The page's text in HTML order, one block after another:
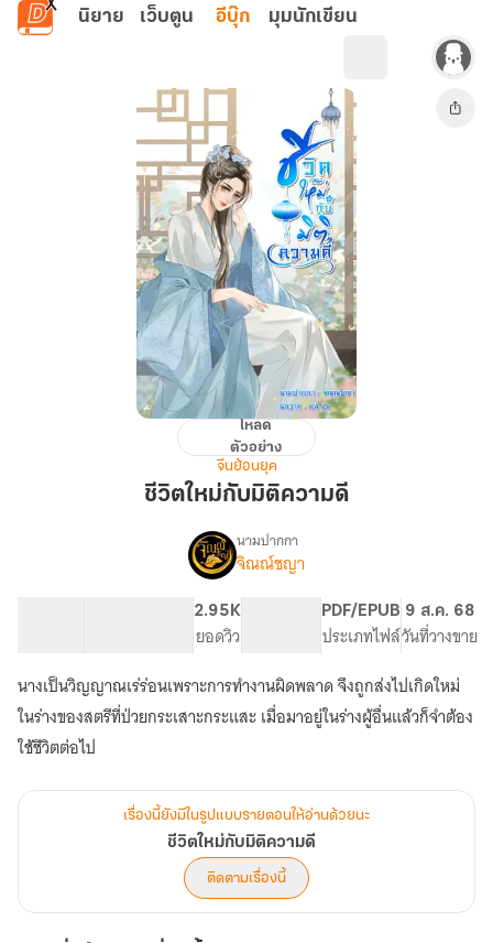
ข้ามไปยังเนื้อหาหลัก
นิยาย เว็บตูน อีบุ๊ก มุมนักเขียน
กับ
โหลด
ตัวอย่าง
จีนย้อนยุค
ชีวิตใหม่กับมิติความดี
เรื่อง
ความ
ดี
นามปากกา
จิณณ์ชญา
2.95K
ยอดวิว
PDF/EPUB
ประเภทไฟล์
9 ส.ค. 68
วันที่วางขาย
นางเป็นวิญญาณเร่ร่อนเพราะการทำงานผิดพลาด จึงถูกส่งไปเกิดใหม่
ในร่างของสตรีที่ป่วยกระเสาะกระแสะ เมื่อมาอยู่ในร่างผู้อื่นแล้วก็จำต้อง
ใช้ชีวิตต่อไป
เรื่องนี้ยังมีในรูปแบบรายตอนให้อ่านด้วยนะ
ชีวิตใหม่กับมิติความดี
ติดตามเรื่องนี้